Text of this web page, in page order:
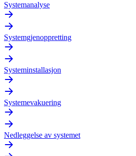
Systemanalyse
Systemgjenoppretting
Systeminstallasjon
Systemevakuering
Nedleggelse av systemet